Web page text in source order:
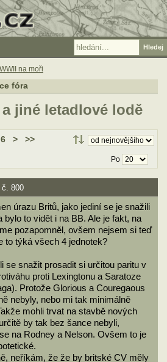
fóra
jiné letadlové lodě
6 > >>
Po
č. 800
úrazu Britů, jako jediní se je snažili
bylo to vidět i na BB. Ale je fakt, na
pozapomněl, ovšem nejsem si teď
to týká všech 4 jednotek?
se snažit prosadit si určitou paritu v
proti Lexingtonu a Saratoze
Protože Glorious a Couregaous
nebyly, nebo mi tak minimálně
mohli trvat na stavbě nových
by tak bez šance nebyli,
na Rodney a Nelson. Ovšem to je
neříkám, že že by britské CV měly
WWII na moři